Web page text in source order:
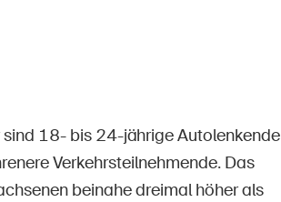
18- bis 24-jährige Autolenkende
Verkehrsteilnehmende. Das
beinahe dreimal höher als